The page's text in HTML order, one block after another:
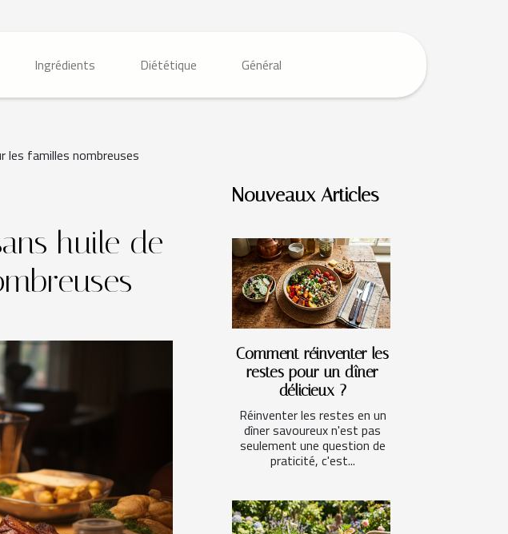
Ingrédients Diététique Général
les familles nombreuses
huile de
Nouveaux Articles
Comment réinventer les
restes pour un dîner
délicieux ?
Réinventer les restes en un
dîner savoureux n'est pas
seulement une question de
praticité, c'est...